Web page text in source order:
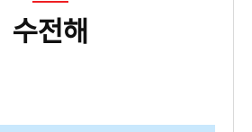
수전해